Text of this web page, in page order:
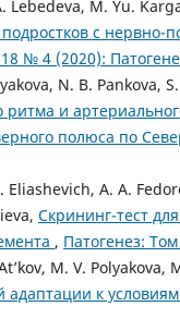
Lebedeva, M. Yu.
с
№ 4 (2020):
N. B. Pankova,
и
полюса по
A. A.
Скрининг-тест
, Патогенез:
M. V. Polyakova,
к